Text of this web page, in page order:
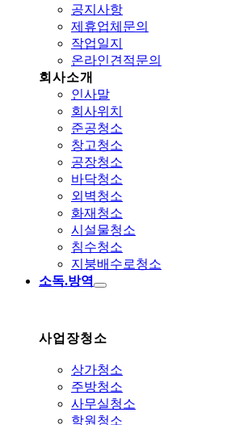
공지사항
제휴업체문의
작업일지
온라인견적문의
회사소개
인사말
회사위치
준공청소
창고청소
공장청소
바닥청소
외벽청소
화재청소
시설물청소
침수청소
지붕배수로청소
소독.방역
사업장청소
상가청소
주방청소
사무실청소
학원청소